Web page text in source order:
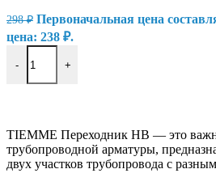
298₽ Первоначальная цена
цена: 238 ₽.
- +
TIEMME Переходник HB — это
трубопроводной арматуры,
двух участков трубопровода с